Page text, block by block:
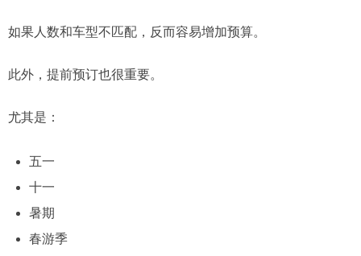
如果人数和车型不匹配，反而容易增加预算。
此外，提前预订也很重要。
尤其是：
五一
十一
暑期
春游季